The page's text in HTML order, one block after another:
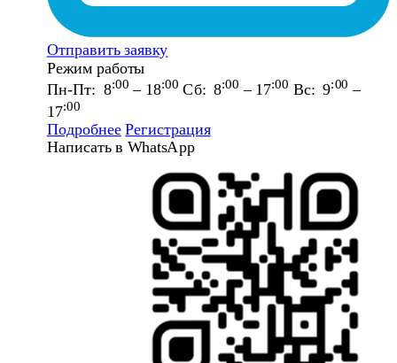
Отправить заявку
Режим работы
Пн-Пт: 8:00 – 18:00 Сб: 8:00 – 17:00 Вс: 9:00 –
17:00
Подробнее Регистрация
Написать в WhatsApp